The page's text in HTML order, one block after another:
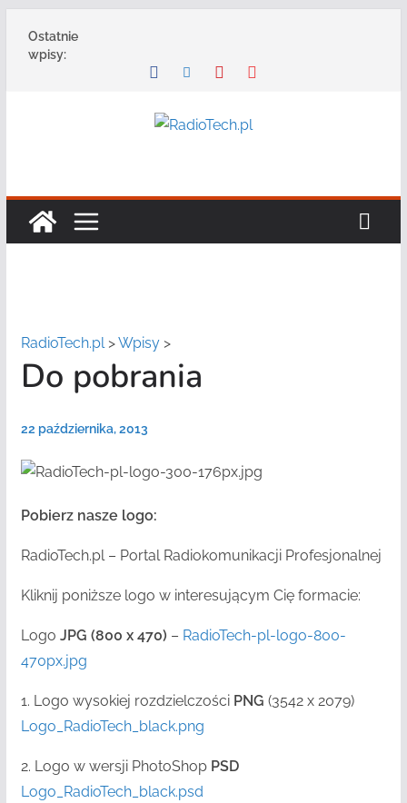
Ostatnie
wpisy:
RadioTech.pl>Wpisy>
Do pobrania
22 października, 2013
Pobierz nasze logo:
RadioTech.pl – Portal Radiokomunikacji Profesjonalnej
Kliknij poniższe logo w interesującym Cię formacie:
Logo JPG (800 x 470) – RadioTech-pl-logo-800-
470px.jpg
1. Logo wysokiej rozdzielczości PNG (3542 x 2079)
Logo_RadioTech_black.png
2. Logo w wersji PhotoShop PSD
Logo_RadioTech_black.psd